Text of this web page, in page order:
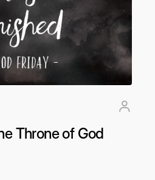
Throne of God